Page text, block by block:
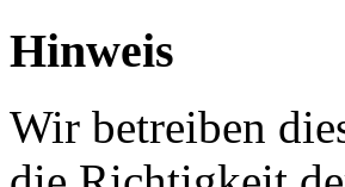
Hinweis
Wir betreiben